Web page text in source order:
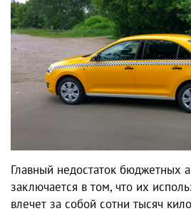
Главный недостаток бюджетных
заключается в том, что их
влечет за собой сотни тысяч